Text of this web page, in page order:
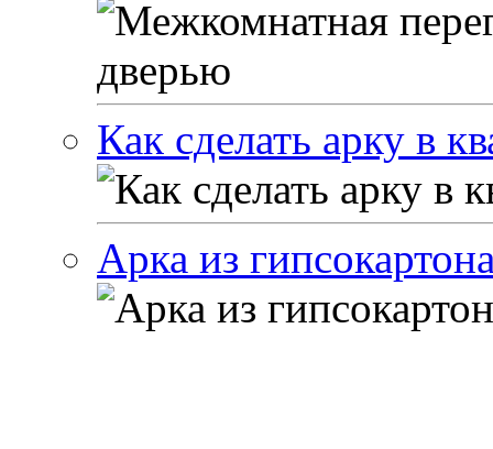
Как сделать арку в
Арка из